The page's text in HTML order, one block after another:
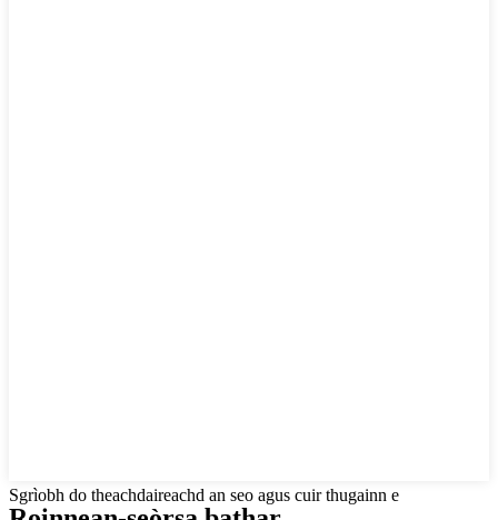
Sgrìobh do theachdaireachd an seo agus cuir thugainn e